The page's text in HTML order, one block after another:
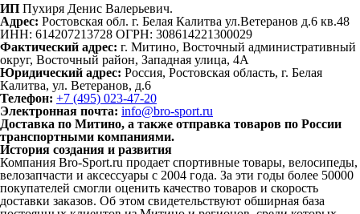
ИП Пухиря Денис Валерьевич.
Адрес: Ростовская обл. г. Белая Калитва ул.Ветеранов д.6 кв.48
ИНН: 614207213728 ОГРН: 308614221300029
Фактический адрес: г. Митино, Восточный административный
округ, Восточный район, Западная улица, 4А
Юридический адрес: Россия, Ростовская область, г. Белая
Калитва, ул. Ветеранов, д.6
Телефон: +7 (495) 023-47-20
Электронная почта: info@bro-sport.ru
Доставка по Митино, а также отправка товаров по России
транспортными компаниями.
История создания и развития
Компания Bro-Sport.ru продает спортивные товары, велосипеды,
велозапчасти и аксессуары с 2004 года. За эти годы более 50000
покупателей смогли оценить качество товаров и скорость
доставки заказов. Об этом свидетельствуют обширная база